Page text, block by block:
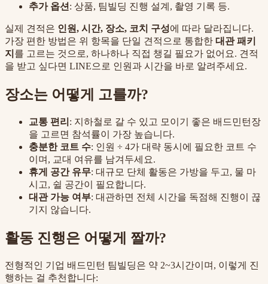
추가 옵션 : 상품, 팀빌딩 진행 설계, 촬영 기록 등.
실제 견적은 인원, 시간, 장소, 코치 구성에 따라 달라집니다.
가장 편한 방법은 위 항목을 단일 견적으로 통합한 대관 패키
지 를 고르는 것으로, 하나하나 직접 챙길 필요가 없어요. 견적
을 받고 싶다면 LINE으로 인원과 시간을 바로 알려주세요.
장소는 어떻게 고를까?
교통 편리 : 지하철로 갈 수 있고 모이기 좋은 배드민턴장
을 고르면 참석률이 가장 높습니다.
충분한 코트 수: 인원 ÷ 4가 대략 동시에 필요한 코트 수
이며, 교대 여유를 남겨두세요.
휴게 공간 유무: 대규모 단체 활동은 가방을 두고, 물 마
시고, 쉴 공간이 필요합니다.
대관 가능 여부: 대관하면 전체 시간을 독점해 진행이 끊
기지 않습니다.
활동 진행은 어떻게 짤까?
전형적인 기업 배드민턴 팀빌딩은 약 2~3시간이며, 이렇게 진
행하는 걸 추천합니다: